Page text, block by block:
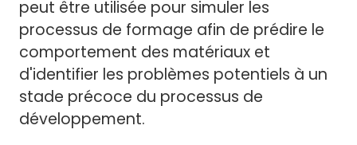
peut être utilisée pour simuler les
processus de formage afin de prédire le
comportement des matériaux et
d'identifier les problèmes potentiels à un
stade précoce du processus de
développement.